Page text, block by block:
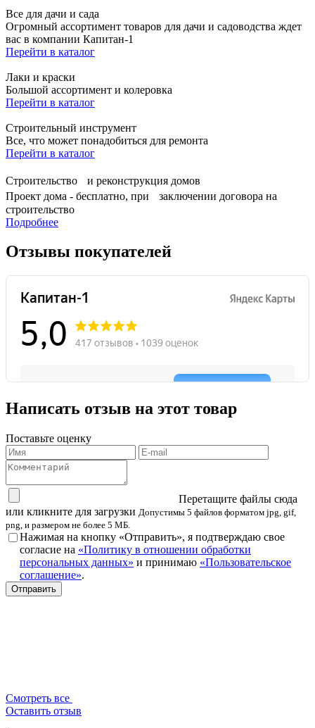
Все для дачи и сада
Огромный ассортимент товаров для дачи и садоводства ждет
вас в компании Капитан-1
Перейти в каталог
Лаки и краски
Большой ассортимент и колеровка
Перейти в каталог
Строительный инструмент
Все, что может понадобиться для ремонта
Перейти в каталог
Строительство и реконструкция домов
Проект дома - бесплатно, при заключении договора на
строительство
Подробнее
Отзывы покупателей
Написать отзыв на этот товар
Поставьте оценку
Перетащите файлы сюда
или кликните для загрузки Допустимы 5 файлов форматом jpg, gif,
png, и размером не более 5 МБ.
Нажимая на кнопку «Отправить», я подтверждаю свое
согласие на «Политику в отношении обработки
персональных данных» и принимаю «Пользовательское
соглашение».
Смотреть все
Оставить отзыв